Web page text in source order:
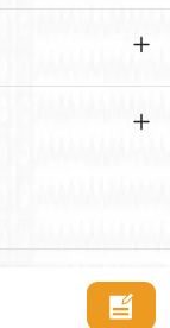
ー | カスタマイズ可